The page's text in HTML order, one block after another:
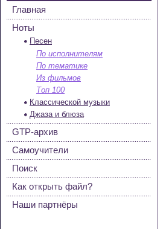
Главная
Ноты
Песен
По исполнителям
По тематике
Из фильмов
Топ 100
Классической музыки
Джаза и блюза
GTP-архив
Самоучители
Поиск
Как открыть файл?
Наши партнёры